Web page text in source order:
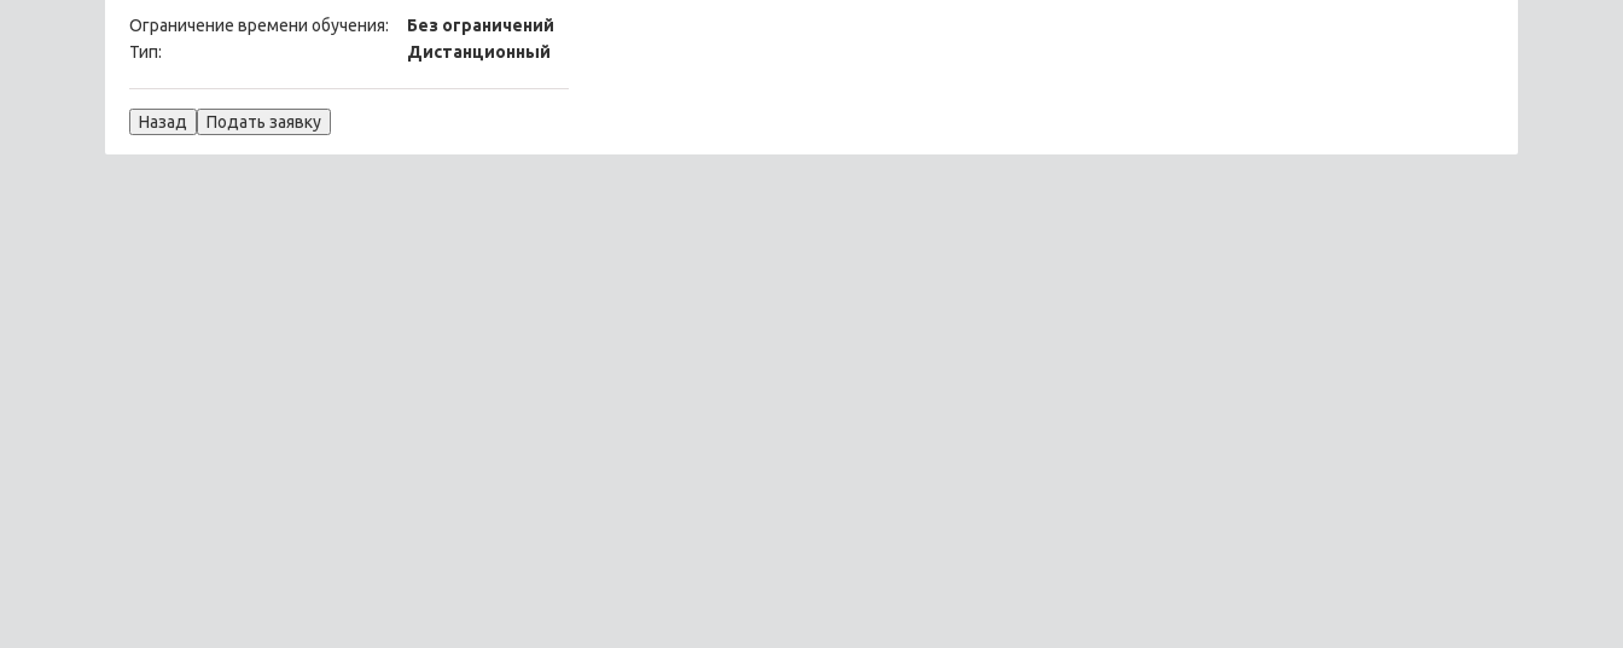
Ограничение времени обучения:
Без ограничений
Тип:
Дистанционный